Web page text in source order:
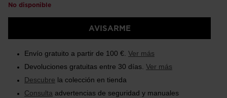
Talla
One
selected
No disponible
AVISARME
Envío gratuito a partir de 100 €. Ver más
Devoluciones gratuitas entre 30 días. Ver más
Descubre la colección en tienda
Consulta advertencias de seguridad y manuales